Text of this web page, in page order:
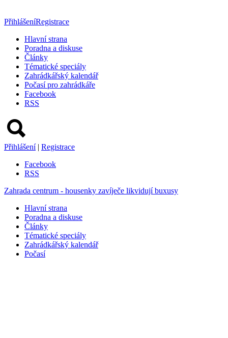
PřihlášeníRegistrace
Hlavní strana
Poradna a diskuse
Články
Tématické speciály
Zahrádkářský kalendář
Počasí pro zahrádkáře
Facebook
RSS
Přihlášení | Registrace
Facebook
RSS
Zahrada centrum - housenky zavíječe likvidují buxusy
Hlavní strana
Poradna a diskuse
Články
Tématické speciály
Zahrádkářský kalendář
Počasí